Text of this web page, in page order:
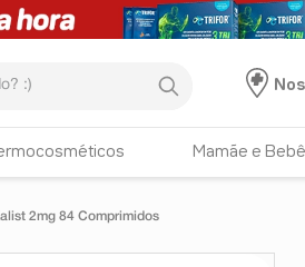
Mamãe e Bebê
2mg 84 Comprimidos